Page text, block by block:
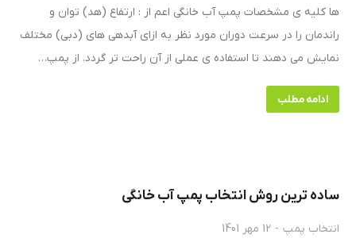
ها کلیه ی مشخصات پمپ آب خانگی اعم از : ارتفاع (هد) توان و
راندمان را در سرعت دوران مورد نظر به ازای آبدهی های (دبی) مختلف
نمایش می دهند تا استفاده ی عملی از آن راحت تر گردد. از پمپ…
ادامه مطلب
ساده ترین روش انتخاب پمپ آب خانگی
انتخاب پمپ 12 مهر 1401